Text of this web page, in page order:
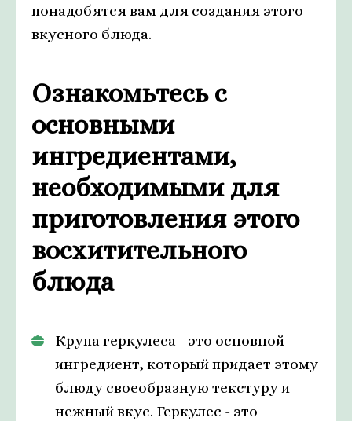
понадобятся вам для создания этого
вкусного блюда.
Ознакомьтесь с
основными
ингредиентами,
необходимыми для
приготовления этого
восхитительного
блюда
Крупа геркулеса - это основной
ингредиент, который придает этому
блюду своеобразную текстуру и
нежный вкус. Геркулес - это